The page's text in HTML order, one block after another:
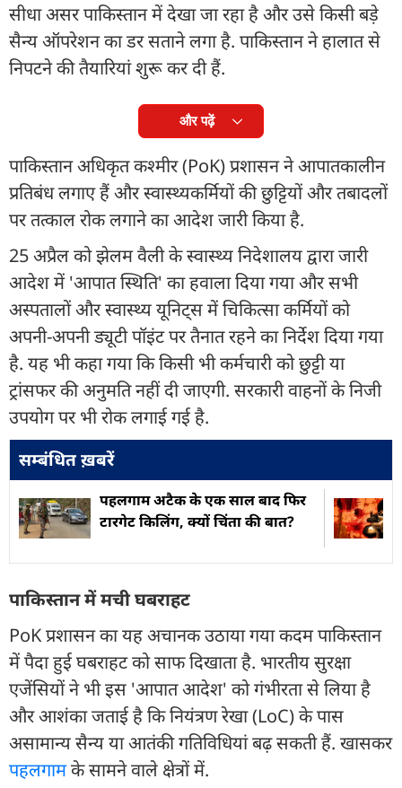
सीधा असर पाकिस्तान में देखा जा रहा है और उसे किसी बड़े
सैन्य ऑपरेशन का डर सताने लगा है. पाकिस्तान ने हालात से
निपटने की तैयारियां शुरू कर दी हैं.
और पढ़ें
पाकिस्तान अधिकृत कश्मीर (PoK) प्रशासन ने आपातकालीन
प्रतिबंध लगाए हैं और स्वास्थ्यकर्मियों की छुट्टियों और तबादलों
पर तत्काल रोक लगाने का आदेश जारी किया है.
25 अप्रैल को झेलम वैली के स्वास्थ्य निदेशालय द्वारा जारी
आदेश में 'आपात स्थिति' का हवाला दिया गया और सभी
अस्पतालों और स्वास्थ्य यूनिट्स में चिकित्सा कर्मियों को
अपनी-अपनी ड्यूटी पॉइंट पर तैनात रहने का निर्देश दिया गया
है. यह भी कहा गया कि किसी भी कर्मचारी को छुट्टी या
ट्रांसफर की अनुमति नहीं दी जाएगी. सरकारी वाहनों के निजी
उपयोग पर भी रोक लगाई गई है.
सम्बंधित ख़बरें
पहलगाम अटैक के एक साल बाद फिर
टारगेट किलिंग, क्यों चिंता की बात?
पाकिस्तान में मची घबराहट
PoK प्रशासन का यह अचानक उठाया गया कदम पाकिस्तान
में पैदा हुई घबराहट को साफ दिखाता है. भारतीय सुरक्षा
एजेंसियों ने भी इस 'आपात आदेश' को गंभीरता से लिया है
और आशंका जताई है कि नियंत्रण रेखा (LoC) के पास
असामान्य सैन्य या आतंकी गतिविधियां बढ़ सकती हैं. खासकर
पहलगामके सामने वाले क्षेत्रों में.